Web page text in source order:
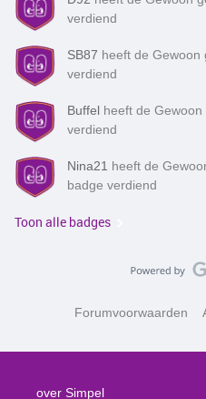
verdiend
SB87 heeft de Gewoon
verdiend
Buffel heeft de
verdiend
Nina21 heeft de
badge verdiend
Toon alle badges
Forumvoorwaarden
over Simpel